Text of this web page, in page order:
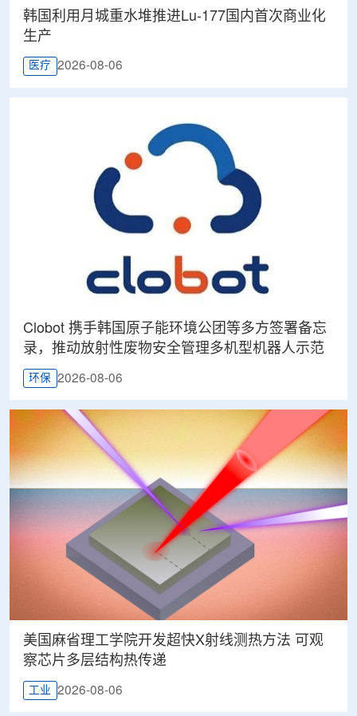
韩国利用月城重水堆推进Lu-177国内首次商业化
生产
医疗 2026-08-06
Clobot 携手韩国原子能环境公团等多方签署备忘
录，推动放射性废物安全管理多机型机器人示范
环保 2026-08-06
美国麻省理工学院开发超快X射线测热方法 可观
察芯片多层结构热传递
工业 2026-08-06